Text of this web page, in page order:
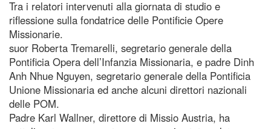
Tra i relatori intervenuti alla giornata di studio e
riflessione sulla fondatrice delle Pontificie Opere
Missionarie.
suor Roberta Tremarelli, segretario generale della
Pontificia Opera dell’Infanzia Missionaria, e padre Dinh
Anh Nhue Nguyen, segretario generale della Pontificia
Unione Missionaria ed anche alcuni direttori nazionali
delle POM.
Padre Karl Wallner, direttore di Missio Austria, ha